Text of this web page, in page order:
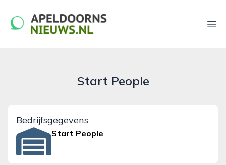
apeldoornsnieuws.nl
Start People
Bedrijfsgegevens
Start People